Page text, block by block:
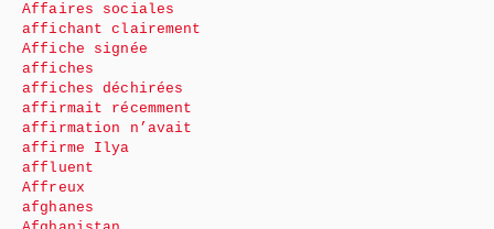
Affaires sociales
affichant clairement
Affiche signée
affiches
affiches déchirées
affirmait récemment
affirmation n’avait
affirme Ilya
affluent
Affreux
afghanes